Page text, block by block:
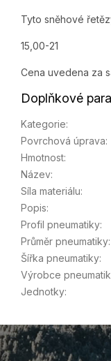
Tyto sněhové
15,00-21
Cena uvedena za
Doplňkové
Kategorie:
Povrchová úprava:
Hmotnost:
Název:
Síla materiálu:
Popis:
Profil pneumatiky:
Průměr pneumatiky:
Šířka pneumatiky:
Výrobce
Jednotky:
Z
á